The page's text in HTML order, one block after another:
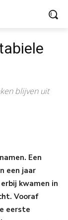
blijven uit
Een
een jaar
kwamen in
Vooraf
eerste